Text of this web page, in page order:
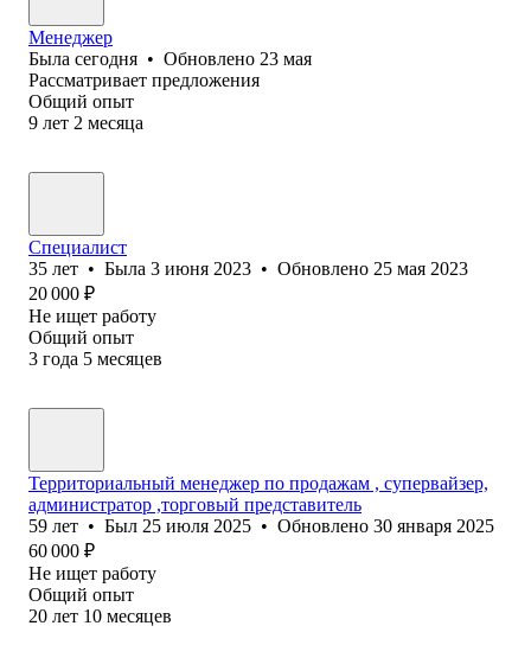
Менеджер
Была сегодня • Обновлено 23 мая
Рассматривает предложения
Общий опыт
9 лет 2 месяца
Специалист
35 лет • Была 3 июня 2023 • Обновлено 25 мая 2023
20 000 ₽
Не ищет работу
Общий опыт
3 года 5 месяцев
Территориальный менеджер по продажам , супервайзер,
администратор ,торговый представитель
59 лет • Был 25 июля 2025 • Обновлено 30 января 2025
60 000 ₽
Не ищет работу
Общий опыт
20 лет 10 месяцев